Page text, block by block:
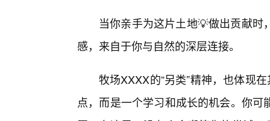
当你亲手为这片土地💡做出贡献
感，来自于你与自然的深层连接。
牧场XXXX的“另类”精神，也体现
点，而是一个学习和成长的机会。你